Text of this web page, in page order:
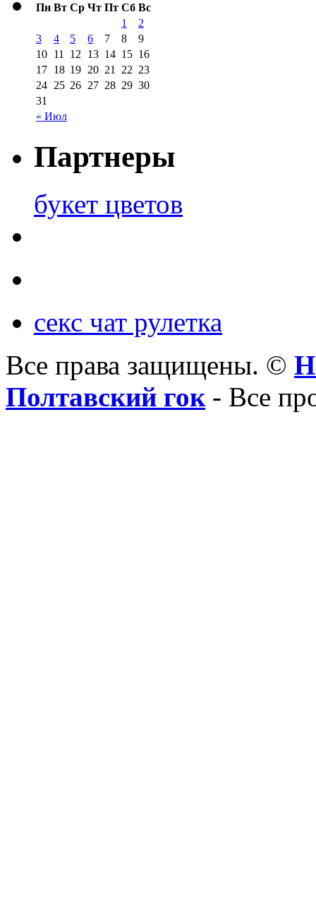
Пн Вт Ср Чт Пт Сб Вс
« Июл
1
2
3
4 5 6 7 8
9
10 11 12 13 14 15 16
17 18 19 20 21 22 23
24 25 26 27 28 29 30
31
Партнеры
букет цветов
секс чат рулетка
Все права защищены. ©
Полтавский гок- Все